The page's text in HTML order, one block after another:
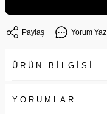
Paylaş Yorum Yaz
ÜRÜN BİLGİSİ
YORUMLAR